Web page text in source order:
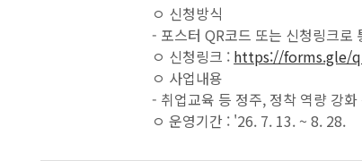
ㅇ 신청방식
- 포스터 QR코드 또는 신청링크로
ㅇ 신청링크 : https://forms.gle/
ㅇ 사업내용
- 취업교육 등 정주, 정착 역량 강
ㅇ 운영기간 : '26. 7. 13. ~ 8. 28.